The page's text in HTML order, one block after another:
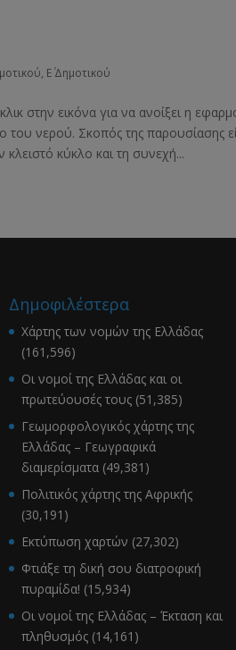
, Ε΄ Δημοτικού
στην εικόνα για να ανοίξει η
νερού. Σκοπός της παρουσίασης
κύκλο και τη συνεχή...
Δημοφιλέστερα
Χάρτης των νομών της Ελλάδας
(161,596)
Οι νομοί της Ελλάδας και οι
πρωτεύουσές τους (51,385)
Γεωμορφολογικός χάρτης της
Ελλάδας – Γεωγραφικά
διαμερίσματα (49,381)
Πολιτικός χάρτης της Αφρικής
(30,191)
Εκτύπωση χαρτών (27,302)
Φτιάξε τη δική σου διατροφική
πυραμίδα! (15,934)
Οι νομοί της Ελλάδας – Έκταση και
πληθυσμός (14,161)